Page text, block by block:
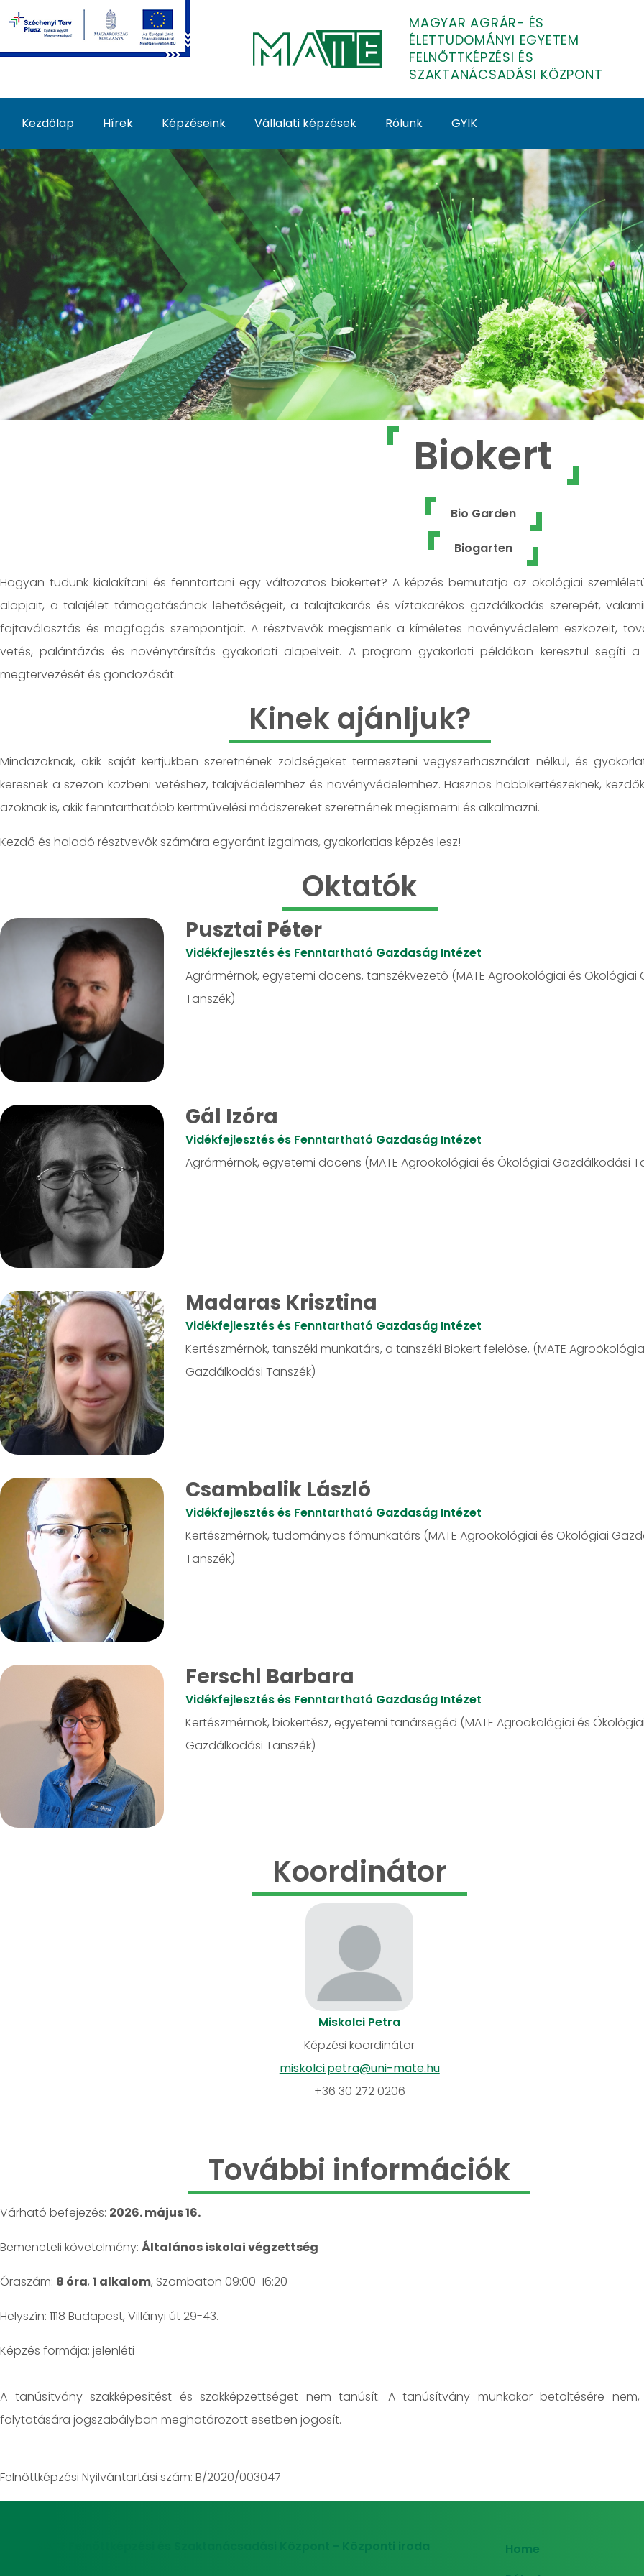
Ugrás a fő tartalomhoz
MAGYAR AGRÁR- ÉS
ÉLETTUDOMÁNYI EGYETEM
FELNŐTTKÉPZÉSI ÉS
SZAKTANÁCSADÁSI KÖZPONT
Kezdőlap Hírek Képzéseink Vállalati képzések Rólunk GYIK
Biokert - MATE Felnőttképzés
Biokert
Bio Garden
Biogarten
Hogyan tudunk kialakítani és fenntartani egy változatos biokertet? A képzés bemutatja az ökológiai
alapjait, a talajélet támogatásának lehetőségeit, a talajtakarás és víztakarékos gazdálkodás szerepét,
fajtaválasztás és magfogás szempontjait. A résztvevők megismerik a kíméletes növényvédelem eszközeit,
vetés, palántázás és növénytársítás gyakorlati alapelveit. A program gyakorlati példákon keresztül segíti
megtervezését és gondozását.
Kinek ajánljuk?
Mindazoknak, akik saját kertjükben szeretnének zöldségeket termeszteni vegyszerhasználat nélkül, és
keresnek a szezon közbeni vetéshez, talajvédelemhez és növényvédelemhez. Hasznos hobbikertészeknek,
azoknak is, akik fenntarthatóbb kertművelési módszereket szeretnének megismerni és alkalmazni.
Kezdő és haladó résztvevők számára egyaránt izgalmas, gyakorlatias képzés lesz!
Oktatók
Pusztai Péter
Vidékfejlesztés és Fenntartható Gazdaság Intézet
Agrármérnök, egyetemi docens, tanszékvezető (MATE Agroökológiai és Ökológiai
Tanszék)
Gál Izóra
Vidékfejlesztés és Fenntartható Gazdaság Intézet
Agrármérnök, egyetemi docens (MATE Agroökológiai és Ökológiai Gazdálkodási
Madaras Krisztina
Vidékfejlesztés és Fenntartható Gazdaság Intézet
Kertészmérnök, tanszéki munkatárs, a tanszéki Biokert felelőse, (MATE
Gazdálkodási Tanszék)
Csambalik László
Vidékfejlesztés és Fenntartható Gazdaság Intézet
Kertészmérnök, tudományos főmunkatárs (MATE Agroökológiai és Ökológiai
Tanszék)
Ferschl Barbara
Vidékfejlesztés és Fenntartható Gazdaság Intézet
Kertészmérnök, biokertész, egyetemi tanársegéd (MATE Agroökológiai és Ökológiai
Gazdálkodási Tanszék)
Koordinátor
Miskolci Petra
Képzési koordinátor
miskolci.petra@uni-mate.hu
+36 30 272 0206
További információk
Várható befejezés: 2026. május 16.
Bemeneteli követelmény: Általános iskolai végzettség
Óraszám: 8 óra, 1 alkalom, Szombaton 09:00-16:20
Helyszín: 1118 Budapest, Villányi út 29-43.
jelenléti
A tanúsítvány szakképesítést és szakképzettséget nem tanúsít. A tanúsítvány munkakör betöltésére nem,
folytatására jogszabályban meghatározott esetben jogosít.
Felnőttképzési Nyilvántartási szám: B/2020/003047
Home